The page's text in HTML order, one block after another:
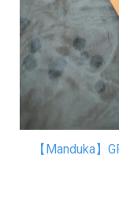
【Manduka】